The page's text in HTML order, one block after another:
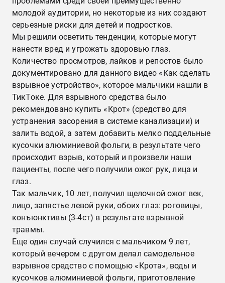
молодой аудитории, но некоторые из них создают
серьезные риски для детей и подростков.
Мы решили осветить тенденции, которые могут
нанести вред и угрожать здоровью глаз.
Количество просмотров, лайков и репостов было
документировано для данного видео «Как сделать
взрывное устройство», которое мальчики нашли в
ТикТоке. Для взрывного средства было
рекомендовано купить «Крот» (средство для
устранения засорения в системе канализации) и
залить водой, а затем добавить мелко поддельные
кусочки алюминиевой фольги, в результате чего
происходит взрыв, который и произвели наши
пациенты, после чего получили ожог рук, лица и
глаз.
Так мальчик, 10 лет, получил щелочной ожог век,
лицо, запястье левой руки, обоих глаз: роговицы,
конъюнктивы (3-4ст) в результате взрывной
травмы.
Еще один случай случился с мальчиком 9 лет,
который вечером с другом делал самодельное
взрывное средство с помощью «Крота», воды и
кусочков алюминиевой фольги, приготовление